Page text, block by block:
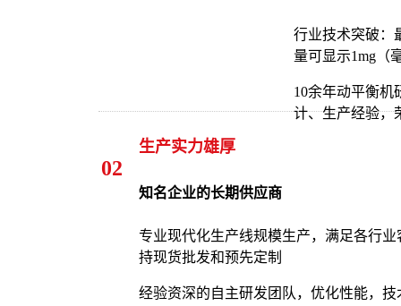
行业技术突破：
量可显示1mg（
10余年动平衡机
计、生产经验，
02
生产实力雄厚
知名企业的长期供应商
专业现代化生产线规模生产，满足各行业
持现货批发和预先定制
经验资深的自主研发团队，优化性能，技